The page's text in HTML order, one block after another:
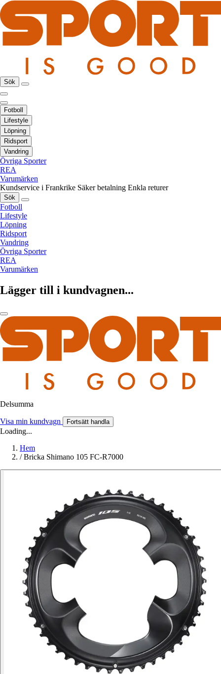
Sök
Fotboll
Lifestyle
Löpning
Ridsport
Vandring
Övriga Sporter
REA
Varumärken
Kundservice i Frankrike Säker betalning Enkla returer
Sök
Fotboll
Lifestyle
Löpning
Ridsport
Vandring
Övriga Sporter
REA
Varumärken
Lägger till i kundvagnen...
Delsumma
Visa min kundvagn Fortsätt handla
Loading...
Hem
/ Bricka Shimano 105 FC-R7000